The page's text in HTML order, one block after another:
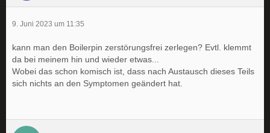
9. Juni 2023 um 11:35
kann man den Boilerpin zerstörungsfrei zerlegen? Evtl. klemmt
da bei meinem hin und wieder etwas...
Wobei das schon komisch ist, dass nach Austausch dieses Teils
sich nichts an den Symptomen geändert hat.